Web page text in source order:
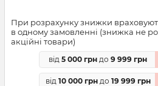
При розрахунку знижки
в одному замовленні (знижка не
акційні товари)
від 5 000 грн до 9 999 грн
від 10 000 грндо 19 999 грн